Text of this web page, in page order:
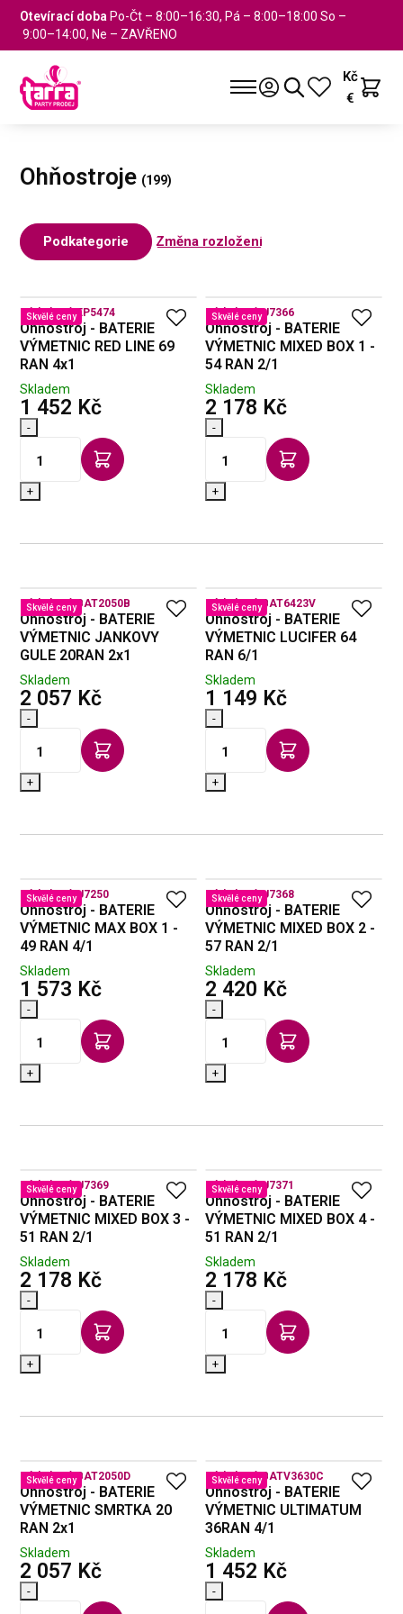
Otevírací doba Po-Čt – 8:00–16:30, Pá – 8:00–18:00 So –
9:00–14:00, Ne – ZAVŘENO
Kč
€
Ohňostroje
Podkategorie Změna rozložení
Skvělé ceny
Kód zboží:EP5474
Ohňostroj - BATERIE
VÝMETNIC RED LINE 69
RAN 4x1
Skladem
1 452 Kčs DPH
-
+
Skvělé ceny
Kód zboží:U7366
Ohňostroj - BATERIE
VÝMETNIC MIXED BOX 1 -
54 RAN 2/1
Skladem
2 178 Kčs DPH
-
+
Skvělé ceny
Kód zboží:BAT2050B
Ohňostroj - BATERIE
VÝMETNIC JANKOVY
GULE 20RAN 2x1
Skladem
2 057 Kčs DPH
-
+
Skvělé ceny
Kód zboží:BAT6423V
Ohňostroj - BATERIE
VÝMETNIC LUCIFER 64
RAN 6/1
Skladem
1 149 Kčs DPH
-
+
Skvělé ceny
Kód zboží:U7250
Ohňostroj - BATERIE
VÝMETNIC MAX BOX 1 -
49 RAN 4/1
Skladem
1 573 Kčs DPH
-
+
Skvělé ceny
Kód zboží:U7368
Ohňostroj - BATERIE
VÝMETNIC MIXED BOX 2 -
57 RAN 2/1
Skladem
2 420 Kčs DPH
-
+
Skvělé ceny
Kód zboží:U7369
Ohňostroj - BATERIE
VÝMETNIC MIXED BOX 3 -
51 RAN 2/1
Skladem
2 178 Kčs DPH
-
+
Skvělé ceny
Kód zboží:U7371
Ohňostroj - BATERIE
VÝMETNIC MIXED BOX 4 -
51 RAN 2/1
Skladem
2 178 Kčs DPH
-
+
Skvělé ceny
Kód zboží:BAT2050D
Ohňostroj - BATERIE
VÝMETNIC SMRTKA 20
RAN 2x1
Skladem
2 057 Kčs DPH
-
Skvělé ceny
Kód zboží:BATV3630C
Ohňostroj - BATERIE
VÝMETNIC ULTIMATUM
36RAN 4/1
Skladem
1 452 Kčs DPH
-